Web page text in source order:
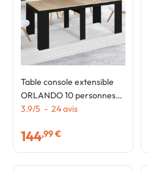
Table console extensible
ORLANDO 10 personnes
235 cm bois noir et façon
3.9/5 - 24avis
144,99 €